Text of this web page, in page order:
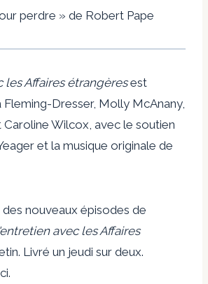
perdre » de Robert Pape
les Affaires étrangèresest
Fleming-Dresser, Molly McAnany,
Wilcox, avec le soutien
et la musique originale de
nouveaux épisodes de
avec les Affaires
Livré un jeudi sur deux.